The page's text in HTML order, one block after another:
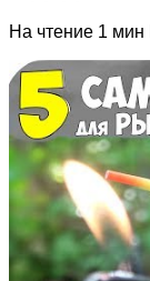
На чтение 1 мин